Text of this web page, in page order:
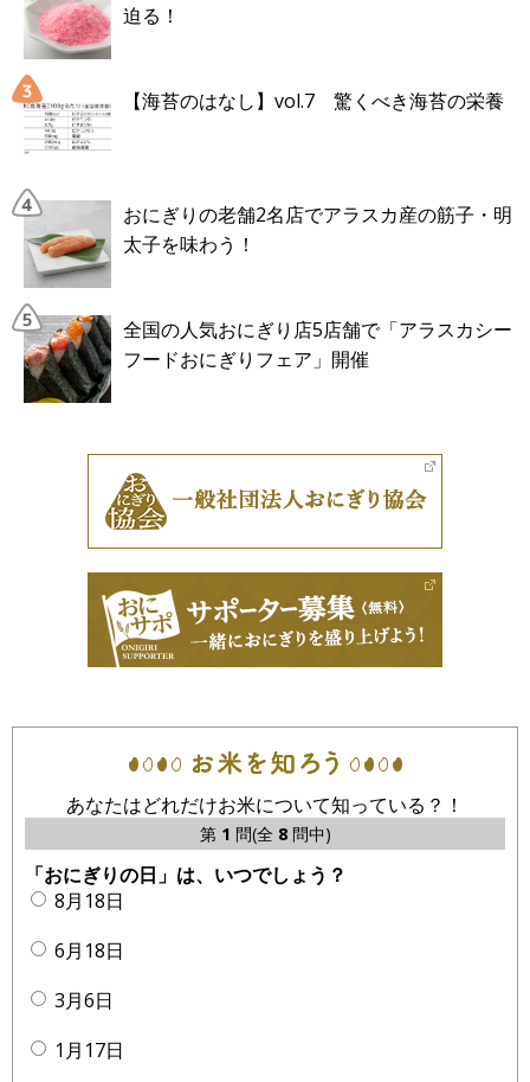
迫る！
【海苔のはなし】vol.7 驚くべき海苔の栄養
おにぎりの老舗2名店でアラスカ産の筋子・明
太子を味わう！
全国の人気おにぎり店5店舗で「アラスカシー
フードおにぎりフェア」開催
あなたはどれだけお米について知っている？！
第 1 問(全 8問中)
「おにぎりの日」は、いつでしょう？
8月18日
6月18日
3月6日
1月17日